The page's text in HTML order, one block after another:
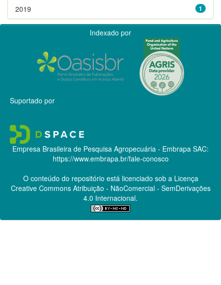
1
2019
Indexado por
Suportado por
Empresa Brasileira de Pesquisa Agropecuária - Embrapa SAC:
https://www.embrapa.br/fale-conosco
O conteúdo do repositório está licenciado sob a Licença
Creative CommonsAtribuição - NãoComercial - SemDerivações
4.0 Internacional.